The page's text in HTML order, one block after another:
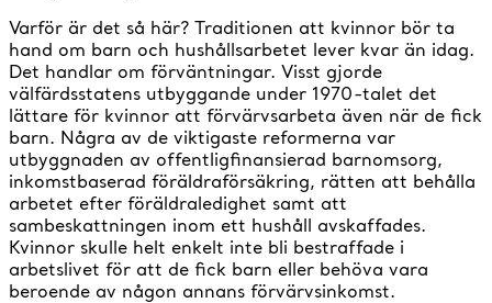
Varför är det så här? Traditionen att kvinnor bör ta
hand om barn och hushållsarbetet lever kvar än idag.
Det handlar om förväntningar. Visst gjorde
välfärdsstatens utbyggande under 1970-talet det
lättare för kvinnor att förvärvsarbeta även när de fick
barn. Några av de viktigaste reformerna var
utbyggnaden av offentligfinansierad barnomsorg,
inkomstbaserad föräldraförsäkring, rätten att behålla
arbetet efter föräldraledighet samt att
sambeskattningen inom ett hushåll avskaffades.
Kvinnor skulle helt enkelt inte bli bestraffade i
arbetslivet för att de fick barn eller behöva vara
beroende av någon annans förvärvsinkomst.